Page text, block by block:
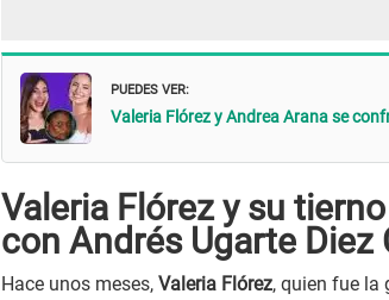
PUEDES VER:
Valeria Flórez y Andrea Arana se
Valeria Flórez y su
con Andrés Ugarte Diez
Hace unos meses, Valeria Flórez, quien fue la